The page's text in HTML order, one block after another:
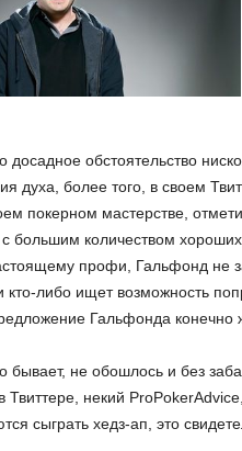
досадное обстоятельство
духа, более того, в своем
покерном мастерстве,
с большим количеством
профи, Гальфонд не
кто-либо ищет возможность
Гальфонда конечно
бывает, не обошлось и без
Твиттере, некий
сыграть хедз-ап, это